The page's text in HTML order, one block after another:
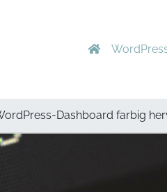
Dashboard farbig